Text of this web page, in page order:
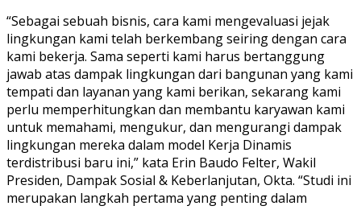
“Sebagai sebuah bisnis, cara kami mengevaluasi jejak
lingkungan kami telah berkembang seiring dengan cara
kami bekerja. Sama seperti kami harus bertanggung
jawab atas dampak lingkungan dari bangunan yang kami
tempati dan layanan yang kami berikan, sekarang kami
perlu memperhitungkan dan membantu karyawan kami
untuk memahami, mengukur, dan mengurangi dampak
lingkungan mereka dalam model Kerja Dinamis
terdistribusi baru ini,” kata Erin Baudo Felter, Wakil
Presiden, Dampak Sosial & Keberlanjutan, Okta. “Studi ini
merupakan langkah pertama yang penting dalam